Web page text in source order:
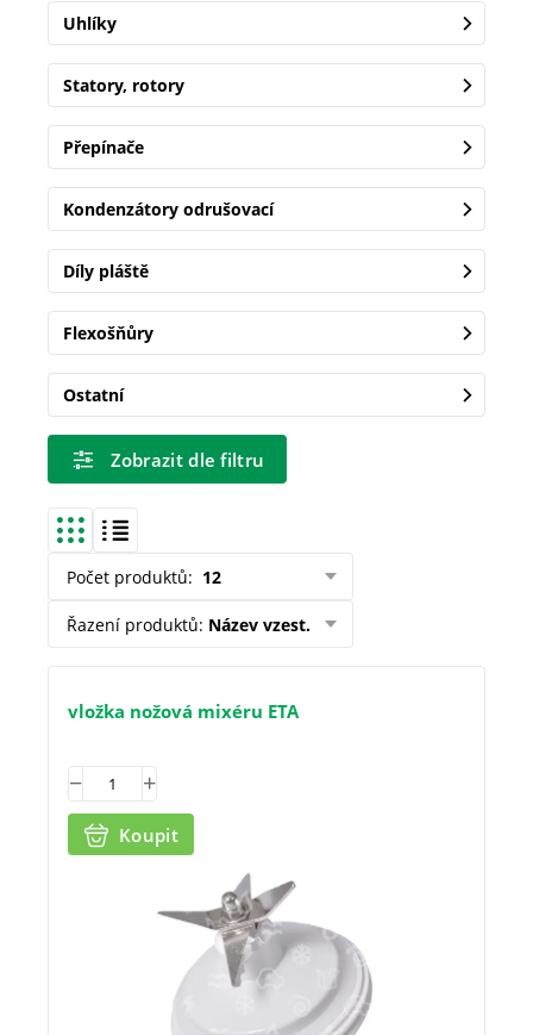
Uhlíky
Statory, rotory
Přepínače
Kondenzátory odrušovací
Díly pláště
Flexošňůry
Ostatní
Zobrazit dle filtru
Počet produktů: 12
Řazení produktů: Název vzest.
vložka nožová mixéru ETA
Koupit